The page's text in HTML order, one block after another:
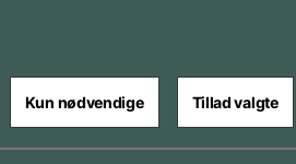
Kun nødvendige Tillad valgte